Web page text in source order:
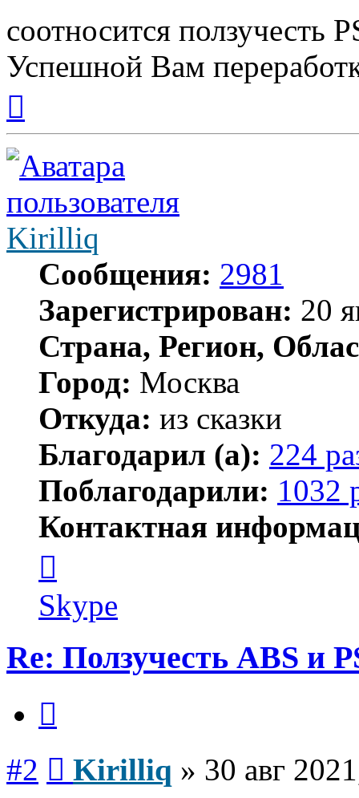
соотносится ползучесть
Успешной Вам
началу
Kirilliq
Сообщения: 2981
Зарегистрирован: 20
Страна, Регион,
Город: Москва
Откуда: из сказки
Благодарил (а): 224
Поблагодарили: 1032
Контактная
пользователя
Kirilliq
Skype
Re: Ползучесть ABS и
#2 Kirilliq » 30 авг